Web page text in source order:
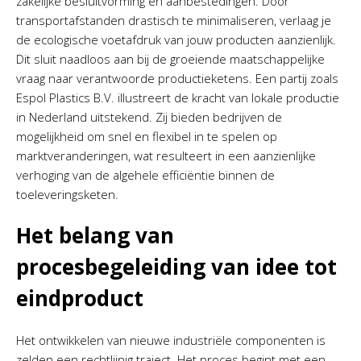
transportafstanden drastisch te minimaliseren, verlaag je
de ecologische voetafdruk van jouw producten aanzienlijk.
Dit sluit naadloos aan bij de groeiende maatschappelijke
vraag naar verantwoorde productieketens. Een partij zoals
Espol Plastics B.V. illustreert de kracht van lokale productie
in Nederland uitstekend. Zij bieden bedrijven de
mogelijkheid om snel en flexibel in te spelen op
marktveranderingen, wat resulteert in een aanzienlijke
verhoging van de algehele efficiëntie binnen de
toeleveringsketen.
Het belang van
procesbegeleiding van idee tot
eindproduct
Het ontwikkelen van nieuwe industriële componenten is